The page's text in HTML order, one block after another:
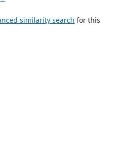
similarity search for this